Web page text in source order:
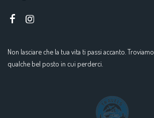
Non lasciare che la tua vita ti passi accanto. Troviamo
qualche bel posto in cui perderci.